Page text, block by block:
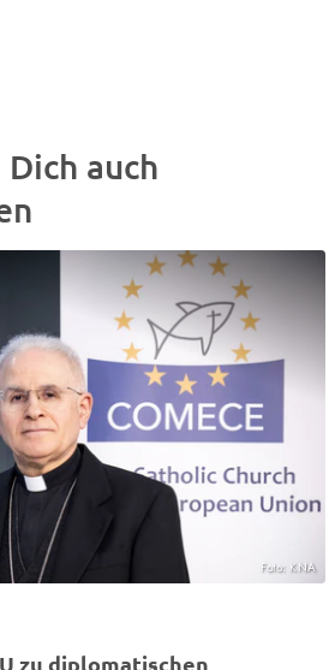
auch
Foto: KNA
zu diplomatischen